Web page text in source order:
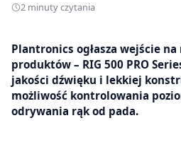
2 minuty czytania
Plantronics ogłasza wejście
produktów – RIG 500 PRO
jakości dźwięku i lekkiej
możliwość kontrolowania
odrywania rąk od pada.